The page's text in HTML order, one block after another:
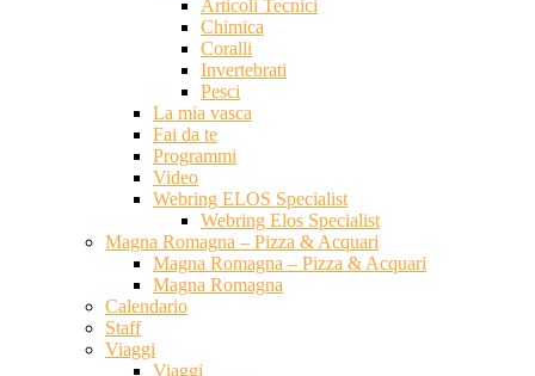
Articoli Tecnici
Chimica
Coralli
Invertebrati
Pesci
La mia vasca
Fai da te
Programmi
Video
Webring ELOS Specialist
Webring Elos Specialist
Magna Romagna – Pizza & Acquari
Magna Romagna – Pizza & Acquari
Magna Romagna
Calendario
Staff
Viaggi
Viaggi